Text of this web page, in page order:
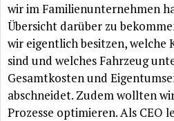
wir im Familienunternehmen
Übersicht darüber zu
wir eigentlich besitzen, welche
sind und welches Fahrzeug
Gesamtkosten und
abschneidet. Zudem wollten
Prozesse optimieren. Als CEO